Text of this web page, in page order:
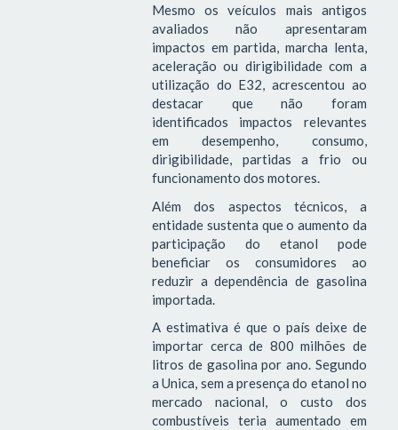
Mesmo os veículos mais antigos
avaliados não apresentaram
impactos em partida, marcha lenta,
aceleração ou dirigibilidade com a
utilização do E32, acrescentou ao
destacar que não foram
identificados impactos relevantes
em desempenho, consumo,
dirigibilidade, partidas a frio ou
funcionamento dos motores.
Além dos aspectos técnicos, a
entidade sustenta que o aumento da
participação do etanol pode
beneficiar os consumidores ao
reduzir a dependência de gasolina
importada.
A estimativa é que o país deixe de
importar cerca de 800 milhões de
litros de gasolina por ano. Segundo
a Unica, sem a presença do etanol no
mercado nacional, o custo dos
combustíveis teria aumentado em